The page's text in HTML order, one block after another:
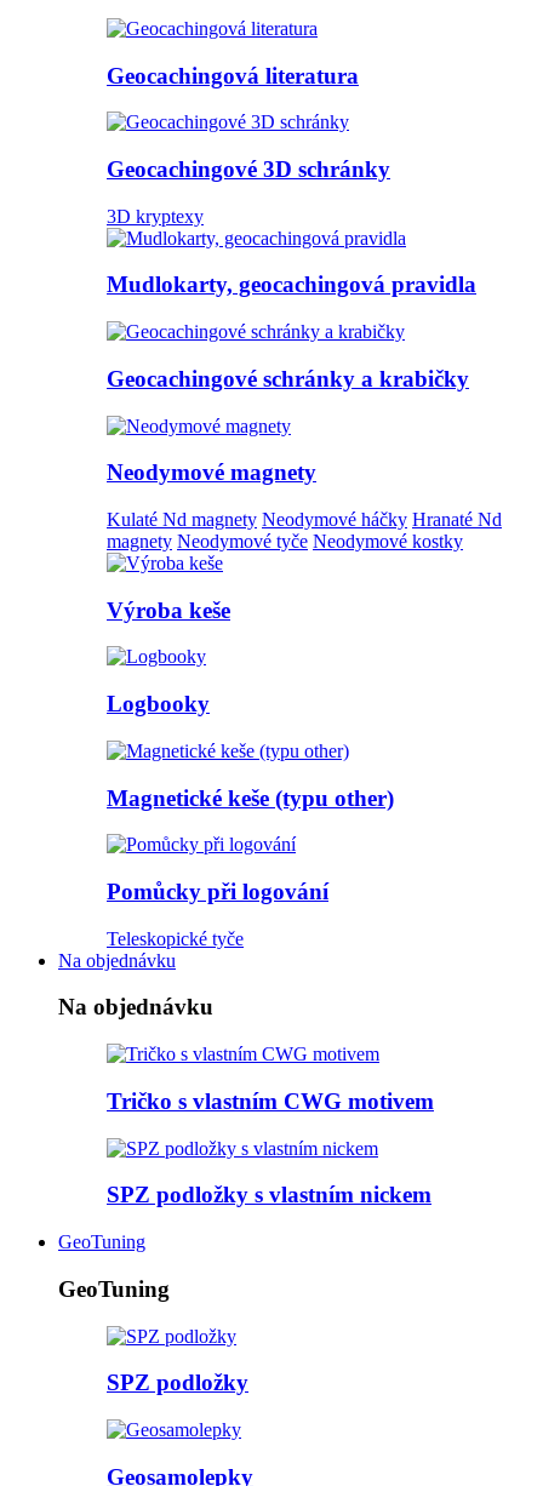
Geocachingová literatura
Geocachingové 3D schránky
3D kryptexy
Mudlokarty, geocachingová pravidla
Geocachingové schránky a krabičky
Neodymové magnety
Kulaté Nd magnety Neodymové háčky Hranaté Nd
magnety Neodymové tyče Neodymové kostky
Výroba keše
Logbooky
Magnetické keše (typu other)
Pomůcky při logování
Teleskopické tyče
Na objednávku
Na objednávku
Tričko s vlastním CWG motivem
SPZ podložky s vlastním nickem
GeoTuning
GeoTuning
SPZ podložky
Geosamolepky